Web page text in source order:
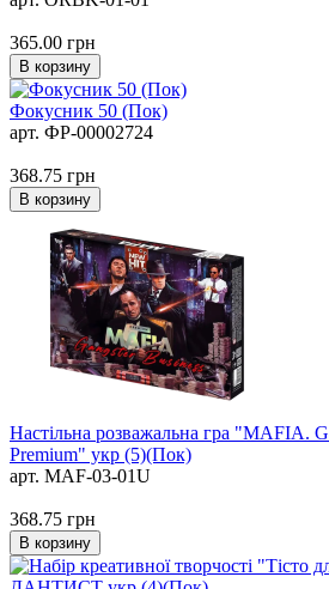
365.00 грн
В корзину
Фокусник 50 (Пок)
арт. ФР-00002724
368.75 грн
В корзину
Настільна розважальна гра "MAFIA.
Premium" укр (5)(Пок)
арт. MAF-03-01U
368.75 грн
В корзину